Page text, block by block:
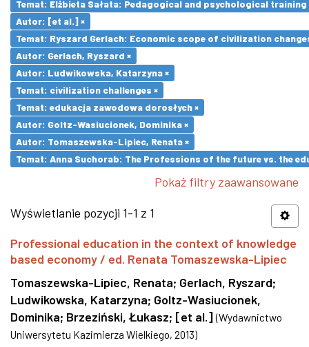
Temat: Elżbieta Sałata: Pedagogical and psychological
Autor: [et al.] ×
Temat: Ryszard Gerlach: Economic scope of civilization
Autor: Gerlach, Ryszard ×
Autor: Ludwikowska, Katarzyna ×
Temat: civilization challenges ×
Temat: edukacja zawodowa dorosłych ×
Autor: Goltz-Wasiucionek, Dominika ×
Autor: Tomaszewska-Lipiec, Renata ×
Temat: Anna Suchorab: The Professions of the future vs. the
Pokaż filtry zaawansowane
Wyświetlanie pozycji 1-1 z 1
Professional education in the context of knowledge
based economy / ed. Renata Tomaszewska-Lipiec
Tomaszewska-Lipiec, Renata; Gerlach, Ryszard;
Ludwikowska, Katarzyna; Goltz-Wasiucionek,
Dominika; Brzeziński, Łukasz; [et al.] (Wydawnictwo
Uniwersytetu Kazimierza Wielkiego, 2013)